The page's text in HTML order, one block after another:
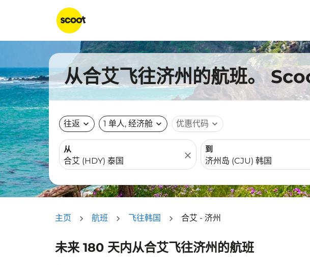
从合艾飞往济州的航班。
往返 expand_more 1 单人, 经济舱 expand_more 优惠代码 expand_more
从
close
到
主页 航班 飞往韩国 合艾 - 济州
未来 180 天内从合艾飞往济州的航班
没有符合您的筛选条件的机票。请调整您的筛选条件。